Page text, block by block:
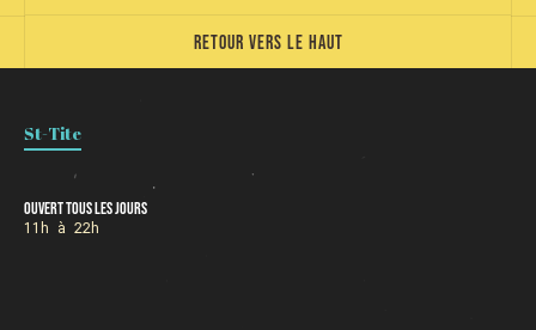
Retour vers le haut
St-Tite
Ouvert tous les jours
11h à 22h